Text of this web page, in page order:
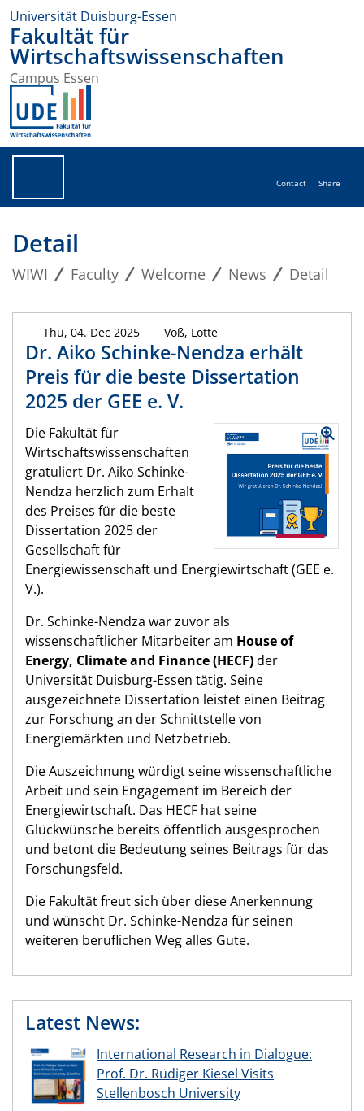
Universität Duisburg-Essen
Fakultät für
Wirtschaftswissenschaften
Campus Essen
Contact Share
Detail
WIWI Faculty Welcome News Detail
Thu, 04. Dec 2025 Voß, Lotte
Dr. Aiko Schinke-Nendza erhält
Preis für die beste Dissertation
2025 der GEE e. V.
Die Fakultät für
Wirtschaftswissenschaften
gratuliert Dr. Aiko Schinke-
Nendza herzlich zum Erhalt
des Preises für die beste
Dissertation 2025 der
Gesellschaft für
Energiewissenschaft und Energiewirtschaft (GEE e.
V.).
Dr. Schinke-Nendza war zuvor als
wissenschaftlicher Mitarbeiter am House of
Energy, Climate and Finance (HECF)der
Universität Duisburg-Essen tätig. Seine
ausgezeichnete Dissertation leistet einen Beitrag
zur Forschung an der Schnittstelle von
Energiemärkten und Netzbetrieb.
Die Auszeichnung würdigt seine wissenschaftliche
Arbeit und sein Engagement im Bereich der
Energiewirtschaft. Das HECF hat seine
Glückwünsche bereits öffentlich ausgesprochen
und betont die Bedeutung seines Beitrags für das
Forschungsfeld.
Die Fakultät freut sich über diese Anerkennung
und wünscht Dr. Schinke-Nendza für seinen
weiteren beruflichen Weg alles Gute.
Latest News:
International Research in Dialogue:
Prof. Dr. Rüdiger Kiesel Visits
Stellenbosch University